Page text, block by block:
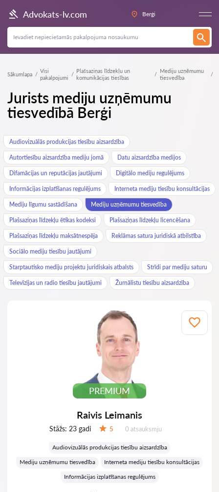
Advokats-lv.com Berģi
Sākumlapa
Visi
pakalpojumi
Plašsaziņas līdzekļu un
komunikācijas tiesības
Mediju uzņēmumu
tiesvedība
Jurists mediju uzņēmumu
tiesvedībā Berģi
Audiovizuālās produkcijas tiesību aizsardzība
Autortiesību aizsardzība mediju jomā Datu aizsardzība medijos
Difamācijas un reputācijas jautājumi Digitālo mediju regulējums
Informācijas izplatīšanas regulējums Interneta mediju tiesību konsultācijas
Mediju līgumu sastādīšana Mediju uzņēmumu tiesvedība
Plašsaziņas līdzekļu ētikas kodeksi Plašsaziņas līdzekļu licencēšana
Plašsaziņas līdzekļu maksātnespēja Reklāmas satura juridiskā atbilstība
Sociālo mediju tiesību jautājumi
Starptautisko mediju projektu juridiskais atbalsts Strīdi par mediju saturu
Televīzijas un radio tiesību jautājumi Žurnālistu tiesību aizsardzība
PREMIUM
Raivis Leimanis
Stāžs: 23 gadi 5 Atsauksmes:
0 atsauksmju
Audiovizuālās produkcijas tiesību aizsardzība
Mediju uzņēmumu tiesvedība
Interneta mediju tiesību konsultācijas
Informācijas izplatīšanas regulējums